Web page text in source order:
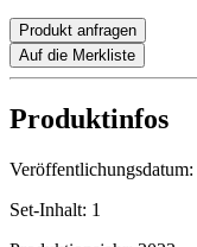
Produkt anfragen
Auf die Merkliste
Produktinfos
Veröffentlichungsdatum:
Set-Inhalt: 1